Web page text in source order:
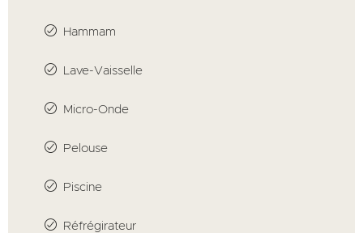
Hammam
Lave-Vaisselle
Micro-Onde
Pelouse
Piscine
Réfrégirateur